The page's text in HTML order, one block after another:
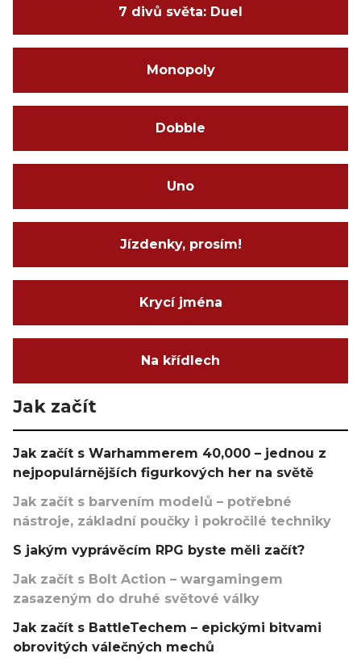
7 divů světa: Duel
Monopoly
Dobble
Uno
Jízdenky, prosím!
Krycí jména
Na křídlech
Jak začít
Jak začít s Warhammerem 40,000 – jednou z
nejpopulárnějších figurkových her na světě
Jak začít s barvením modelů – potřebné
nástroje, základní poučky i pokročilé techniky
S jakým vyprávěcím RPG byste měli začít?
Jak začít s Bolt Action – wargamingem
zasazeným do druhé světové války
Jak začít s BattleTechem – epickými bitvami
obrovitých válečných mechů